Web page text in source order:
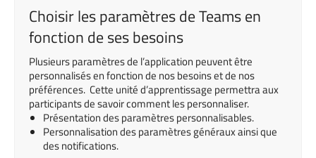
Choisir les paramètres de Teams en
fonction de ses besoins
Plusieurs paramètres de l’application peuvent être
personnalisés en fonction de nos besoins et de nos
préférences. Cette unité d’apprentissage permettra aux
participants de savoir comment les personnaliser.
Présentation des paramètres personnalisables.
Personnalisation des paramètres généraux ainsi que
des notifications.